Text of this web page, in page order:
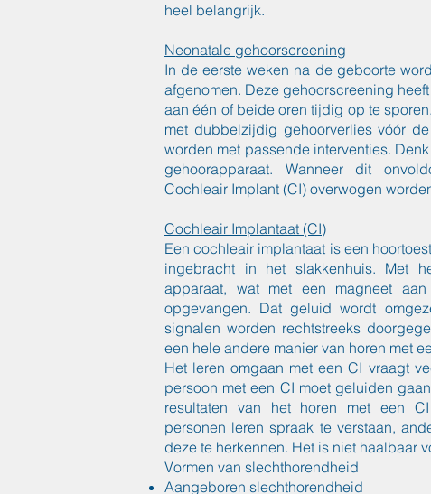
heel belangrijk.
Neonatale gehoorscreening
In de eerste weken na de geboorte
afgenomen. Deze gehoorscreening
aan één of beide oren tijdig op te
met dubbelzijdig gehoorverlies vóór
worden met passende interventies.
gehoorapparaat. Wanneer dit
Cochleair Implant (CI) overwogen
Cochleair Implantaat (CI)
Een cochleair implantaat is een
ingebracht in het slakkenhuis. Met
apparaat, wat met een magneet
opgevangen. Dat geluid wordt
signalen worden rechtstreeks
een hele andere manier van horen met
Het leren omgaan met een CI vraagt
persoon met een CI moet geluiden
resultaten van het horen met een
personen leren spraak te verstaan,
deze te herkennen. Het is niet haalbaar
Vormen van slechthorendheid
Aangeboren slechthorendheid